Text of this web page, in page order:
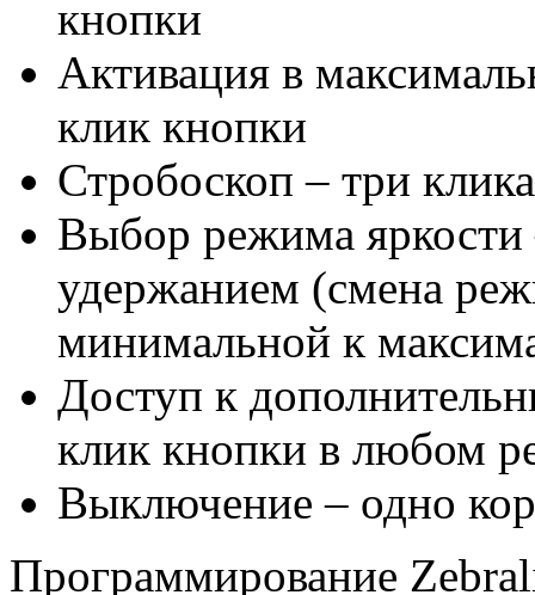
кнопки
Активация в
клик кнопки
Стробоскоп – три клика
Выбор режима
удержанием (смена
минимальной к
Доступ к
клик кнопки в любом
Выключение – одно
Программирование